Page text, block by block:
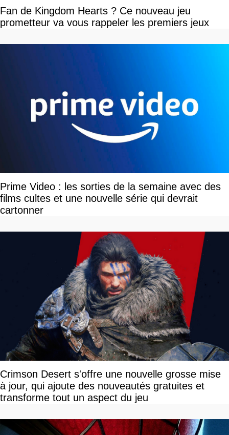
Fan de Kingdom Hearts ? Ce nouveau jeu
prometteur va vous rappeler les premiers jeux
Prime Video : les sorties de la semaine avec des
films cultes et une nouvelle série qui devrait
cartonner
Crimson Desert s'offre une nouvelle grosse mise
à jour, qui ajoute des nouveautés gratuites et
transforme tout un aspect du jeu